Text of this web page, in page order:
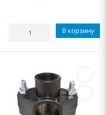
В корзину